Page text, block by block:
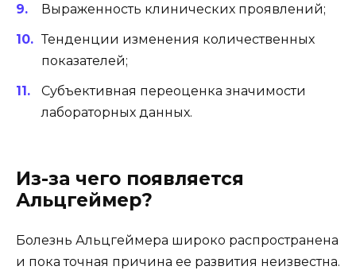
Выраженность клинических проявлений;
Тенденции изменения количественных
показателей;
Субъективная переоценка значимости
лабораторных данных.
Из-за чего появляется
Альцгеймер?
Болезнь Альцгеймера широко распространена
и пока точная причина ее развития неизвестна.